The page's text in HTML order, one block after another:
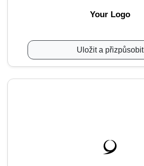
Your Logo
Uložit a přizpůsobit